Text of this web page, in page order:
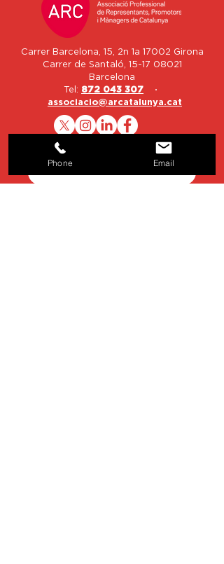
Carrer Barcelona, 15, 2n 1a 17002 Girona
Carrer de Santaló, 15-17 08021
Barcelona
Tel: 872 043 307 ·
associacio@arcatalunya.cat
Nom
Phone Email